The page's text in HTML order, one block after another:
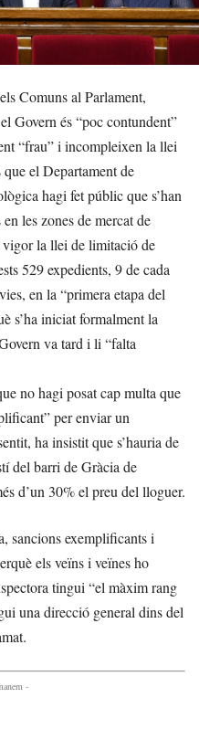
Comuns al Parlament,
Govern és “poc contundent”
“frau” i incompleixen la llei
el Departament de
hagi fet públic que s’han
les zones de mercat de
vigor la llei de limitació de
529 expedients, 9 de cada
en la “primera etapa del
s’ha iniciat formalment la
va tard i li “falta
no hagi posat cap multa que
per enviar un
ha insistit que s’hauria de
del barri de Gràcia de
d’un 30% el preu del lloguer.
sancions exemplificants i
els veïns i veïnes ho
tingui “el màxim rang
una direcció general dins del
-